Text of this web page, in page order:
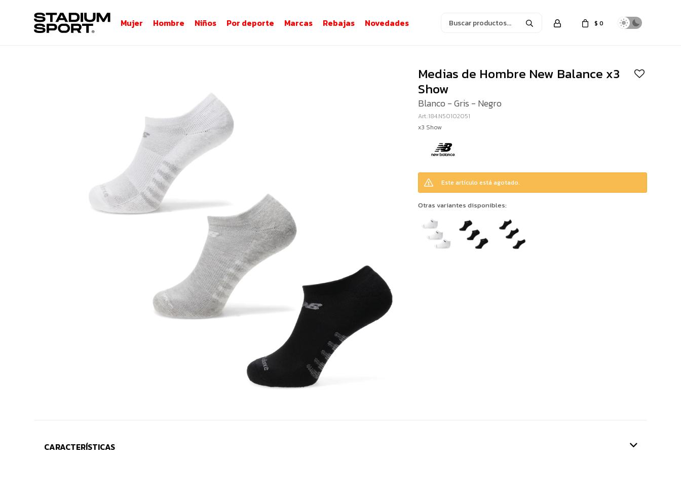
Mujer Hombre Niños Por deporte Marcas Rebajas Novedades $ 0
Medias de Hombre New Balance x3
Show
Blanco - Gris - Negro
184.N50102051
x3 Show
Este artículo está agotado.
Otras variantes disponibles:
CARACTERÍSTICAS